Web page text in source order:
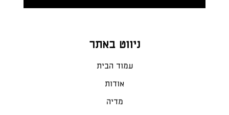
ניווט באתר
עמוד הבית
אודות
מדיה